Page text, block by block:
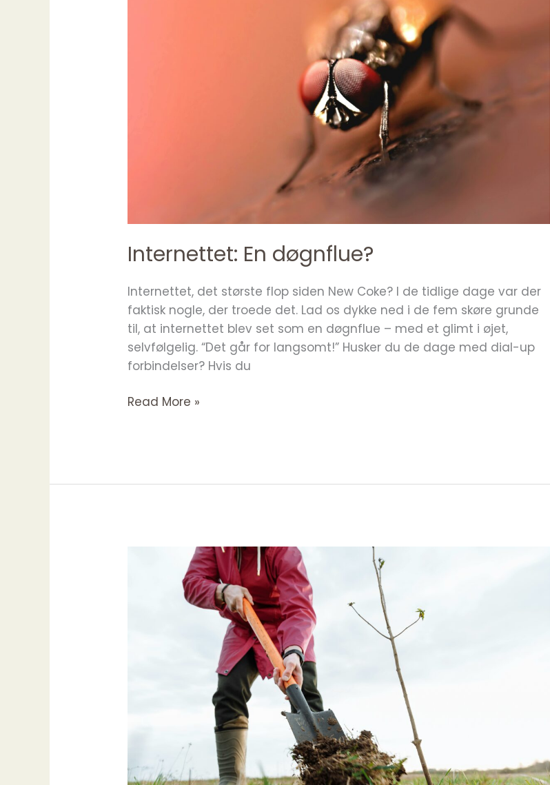
Internettet: En døgnflue?
Internettet, det største flop siden New Coke? I de tidlige dage var der
faktisk nogle, der troede det. Lad os dykke ned i de fem skøre grunde
til, at internettet blev set som en døgnflue – med et glimt i øjet,
selvfølgelig. “Det går for langsomt!” Husker du de dage med dial-up
forbindelser? Hvis du
Internettet:
Read More »